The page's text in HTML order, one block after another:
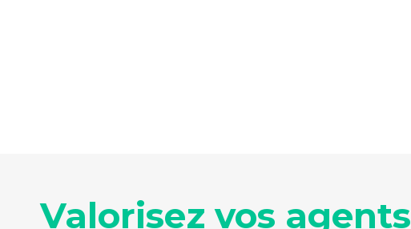
Valorisez vos agents